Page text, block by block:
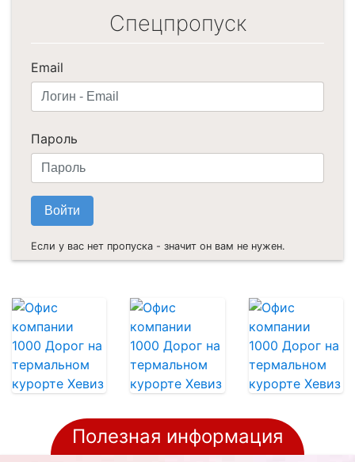
Спецпропуск
Email
Пароль
Если у вас нет пропуска - значит он вам не нужен.
Полезная информация